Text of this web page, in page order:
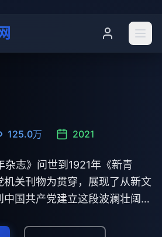
125.0万 2021
杂志》问世到1921年《新青
关刊物为贯穿，展现了从新文
国共产党建立这段波澜壮阔的